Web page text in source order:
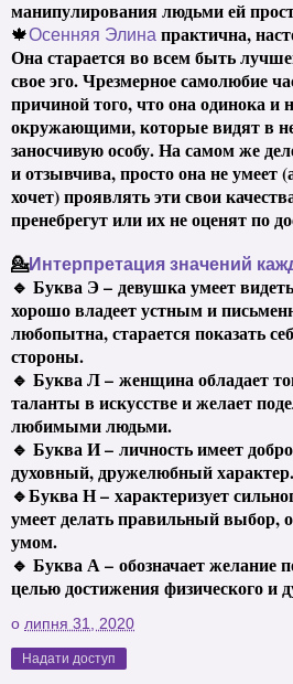
манипулирования людьми ей
🍁Осенняя Элина практична,
Она старается во всем быть
свое эго. Чрезмерное самолюбие
причиной того, что она одинока и
окружающими, которые видят в
заносчивую особу. На самом же
и отзывчива, просто она не умеет
хочет) проявлять эти свои
пренебрегут или их не оценят по
💁Интерпретация значений
🔹 Буква Э – девушка умеет
хорошо владеет устным и
любопытна, старается показать
стороны.
🔹 Буква Л – женщина обладает
таланты в искусстве и желает
любимыми людьми.
🔹 Буква И – личность имеет
духовный, дружелюбный характер.
🔹Буква Н – характеризует
умеет делать правильный выбор,
умом.
🔹 Буква А – обозначает желание
целью достижения физического и
о липня 31, 2020
Надати доступ